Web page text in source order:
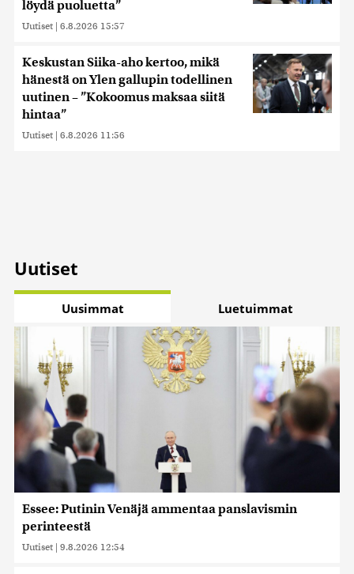
löydä puoluetta”
Uutiset | 6.8.2026 15:57
Keskustan Siika-aho kertoo, mikä
hänestä on Ylen gallupin todellinen
uutinen – ”Kokoomus maksaa siitä
hintaa”
Uutiset | 6.8.2026 11:56
Uutiset
Uusimmat Luetuimmat
Essee: Putinin Venäjä ammentaa panslavismin
perinteestä
Uutiset | 9.8.2026 12:54